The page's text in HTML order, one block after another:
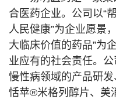
合医药企业。公司以“
人民健康”为企业愿景
大临床价值的药品”为
业应有的社会责任。
慢性病领域的产品研
恬苹®米格列醇片、美